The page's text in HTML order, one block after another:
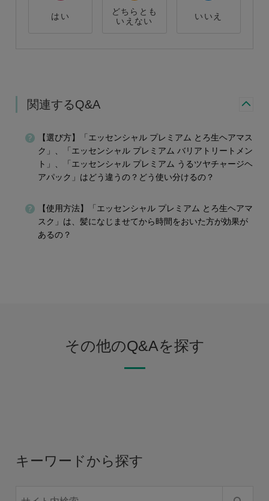
はい
どちらとも
いえない
いいえ
関連するQ&A
【選び方】「エッセンシャル プレミアム とろ生ヘアマス
ク」、「エッセンシャル プレミアム バリアトリートメン
ト」、「エッセンシャル プレミアム うるツヤチャージヘ
アパック」はどう違うの？どう使い分けるの？
【使用方法】「エッセンシャル プレミアム とろ生ヘアマ
スク」は、髪になじませてから時間をおいた方が効果が
あるの？
その他のQ&Aを探す
キーワードから探す